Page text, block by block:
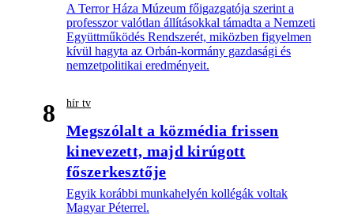
A Terror Háza Múzeum főigazgatója szerint a
professzor valótlan állításokkal támadta a Nemzeti
Együttműködés Rendszerét, miközben figyelmen
kívül hagyta az Orbán-kormány gazdasági és
nemzetpolitikai eredményeit.
8 hír tv
Megszólalt a közmédia frissen
kinevezett, majd kirúgott
főszerkesztője
Egyik korábbi munkahelyén kollégák voltak
Magyar Péterrel.